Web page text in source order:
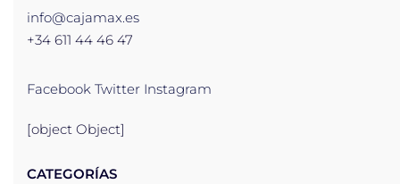
info@cajamax.es
+34 611 44 46 47
Facebook Twitter Instagram
[object Object]
CATEGORÍAS